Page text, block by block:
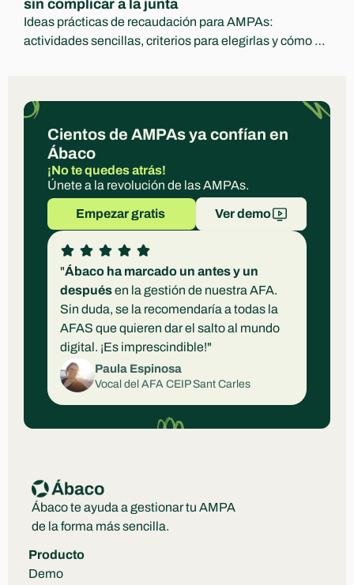
Cientos de AMPAs ya confían en
Ábaco
¡No te quedes atrás!
Únete a la revolución de las AMPAs.
Empezar gratis Ver demo
"Ábaco ha marcado un antes y un
después en la gestión de nuestra AFA.
Sin duda, se la recomendaría a todas la
AFAS que quieren dar el salto al mundo
digital. ¡Es imprescindible!"
Paula Espinosa
Vocal del AFA CEIP Sant Carles
Ábaco te ayuda a gestionar tu AMPA
de la forma más sencilla.
Producto
Demo
sin complicar a la junta
Ideas prácticas de recaudación para AMPAs:
actividades sencillas, criterios para elegirlas y cómo